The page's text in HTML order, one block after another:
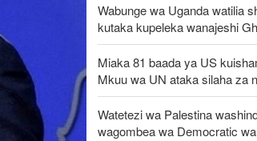
Wabunge wa Uganda watilia
kutaka kupeleka wanajeshi
Miaka 81 baada ya US
Mkuu wa UN ataka silaha za
Watetezi wa Palestina
wagombea wa Democratic